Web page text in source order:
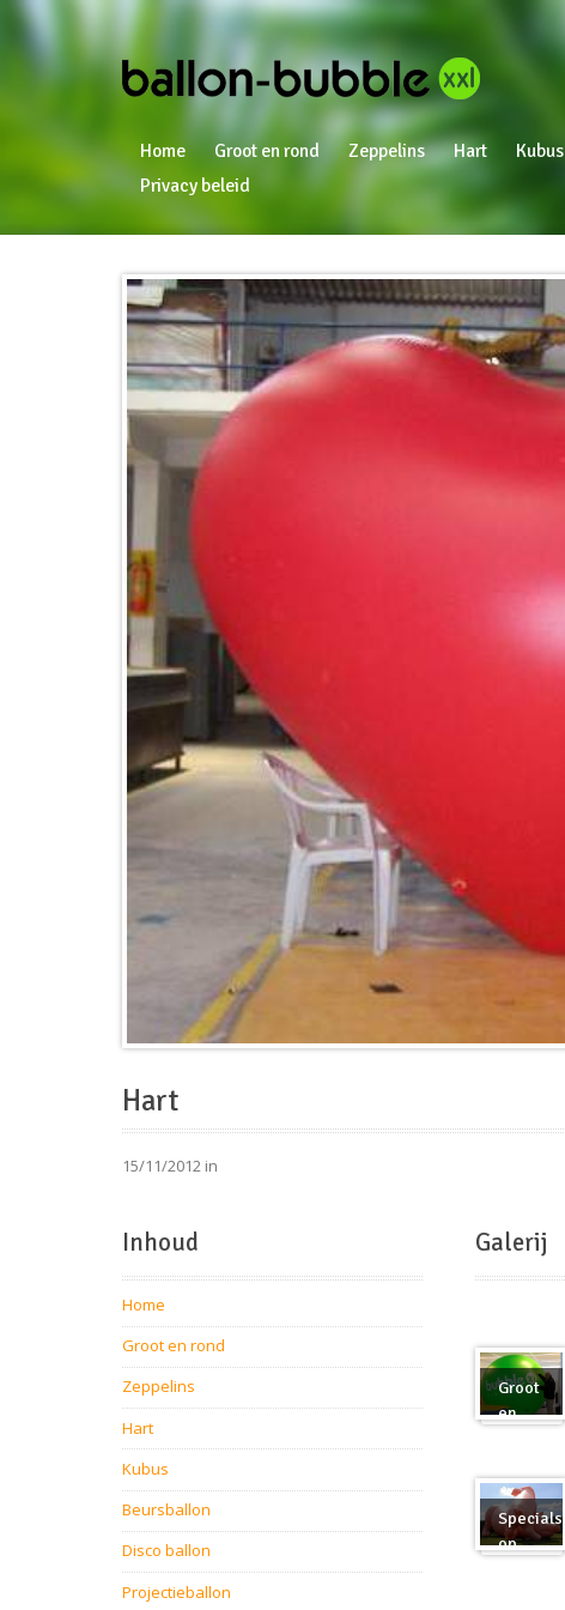
Home Groot en rond Zeppelins Hart Kubus
Privacy beleid
Hart
15/11/2012 in
Inhoud
Home
Groot en rond
Zeppelins
Hart
Kubus
Beursballon
Disco ballon
Projectieballon
Galerij
Groot
en
Specials/
op